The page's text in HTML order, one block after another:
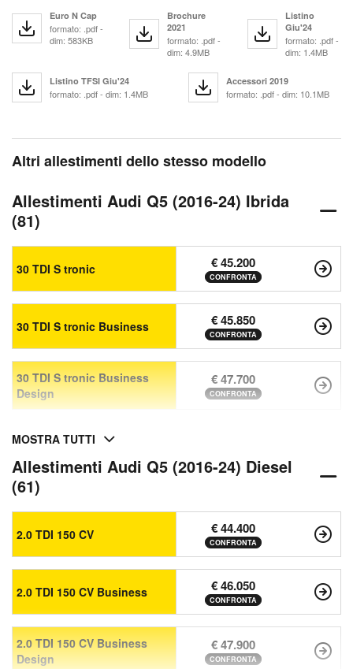
Euro N Cap
formato: .pdf -
dim: 583KB
Brochure
2021
formato: .pdf -
dim: 4.9MB
Listino
Giu'24
formato: .pdf -
dim: 1.4MB
Listino TFSI Giu'24
formato: .pdf - dim: 1.4MB
Accessori 2019
formato: .pdf - dim: 10.1MB
Altri allestimenti dello stesso modello
Allestimenti Audi Q5 (2016-24) Ibrida
(81)
30 TDI S tronic € 45.200
CONFRONTA
30 TDI S tronic Business € 45.850
CONFRONTA
30 TDI S tronic Business
Design
€ 47.700
CONFRONTA
MOSTRA TUTTI
Allestimenti Audi Q5 (2016-24) Diesel
(61)
2.0 TDI 150 CV € 44.400
CONFRONTA
2.0 TDI 150 CV Business € 46.050
CONFRONTA
2.0 TDI 150 CV Business
Design
€ 47.900
CONFRONTA